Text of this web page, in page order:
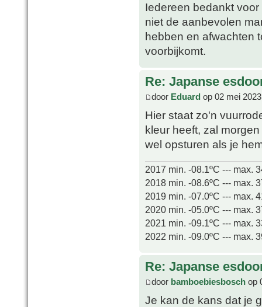
Iedereen bedankt
niet de aanbevolen
hebben en afwachten
voorbijkomt.
Re: Japanse
door Eduard op 02 mei
Hier staat zo'n
kleur heeft, zal
wel opsturen als je
2017 min. -08.1ºC --- max.
2018 min. -08.6ºC --- max.
2019 min. -07.0ºC --- max.
2020 min. -05.0ºC --- max.
2021 min. -09.1ºC --- max.
2022 min. -09.0ºC --- max.
Re: Japanse
door bamboebiesbosch op
Je kan de kans dat je